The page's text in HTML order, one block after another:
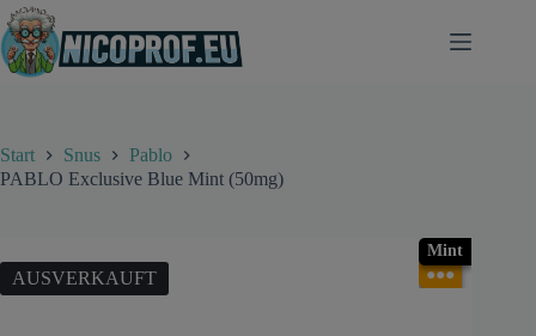
Zum
Inhalt
springen
Start Snus
Pablo
PABLO Exclusive Blue Mint (50mg)
AUSVERKAUFT
Mint
●●●